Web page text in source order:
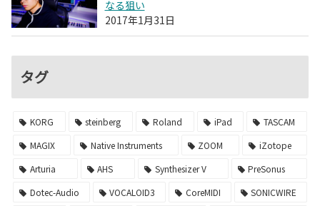
なる狙い
2017年1月31日
タグ
KORG steinberg Roland iPad
TASCAM
MAGIX
Native Instruments ZOOM
iZotope
Arturia
AHS Synthesizer V
PreSonus
Dotec-Audio
VOCALOID3 CoreMIDI
SONICWIRE